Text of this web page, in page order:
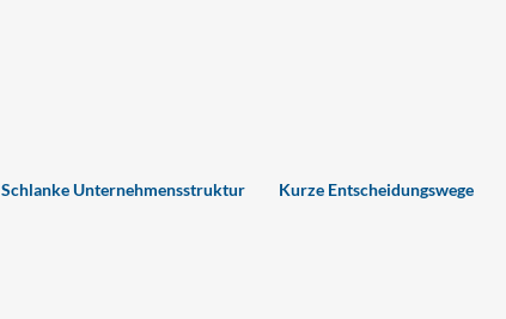
Schlanke Unternehmensstruktur Kurze Entscheidungswege